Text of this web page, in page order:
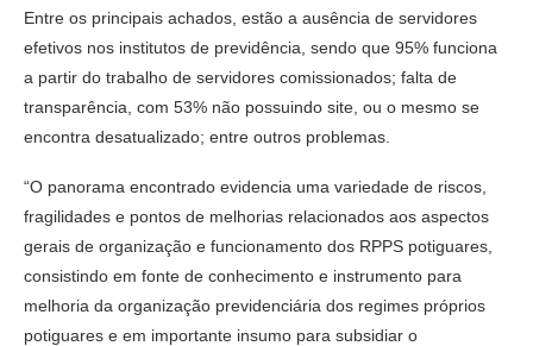
Entre os principais achados, estão a ausência de servidores
efetivos nos institutos de previdência, sendo que 95% funciona
a partir do trabalho de servidores comissionados; falta de
transparência, com 53% não possuindo site, ou o mesmo se
encontra desatualizado; entre outros problemas.
“O panorama encontrado evidencia uma variedade de riscos,
fragilidades e pontos de melhorias relacionados aos aspectos
gerais de organização e funcionamento dos RPPS potiguares,
consistindo em fonte de conhecimento e instrumento para
melhoria da organização previdenciária dos regimes próprios
potiguares e em importante insumo para subsidiar o